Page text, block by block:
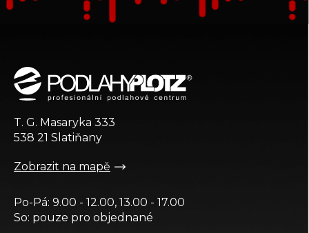
T. G. Masaryka 333
538 21 Slatiňany
Zobrazit na mapě
Po-Pá: 9.00 - 12.00, 13.00 - 17.00
So: pouze pro objednané